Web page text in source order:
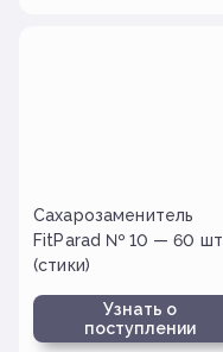
Сахарозаменитель
FitParad № 10 — 60 шт
(стики)
Узнать о
поступлении